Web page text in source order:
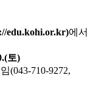
edu.kohi.or.kr)에서
토)
(043-710-9272,